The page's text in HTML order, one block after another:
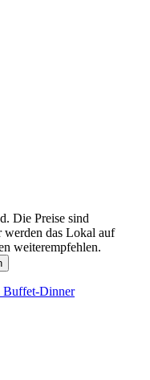
Die Preise sind
werden das Lokal auf
weiterempfehlen.
Buffet-Dinner